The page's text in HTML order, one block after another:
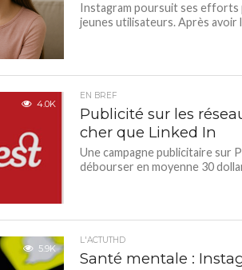
Instagram poursuit ses efforts
jeunes utilisateurs. Après avoir
4.0K
EN BREF
Publicité sur les
cher que Linked In
Une campagne publicitaire sur
débourser en moyenne 30
5.9K
L'ACTUTHD
Santé mentale :